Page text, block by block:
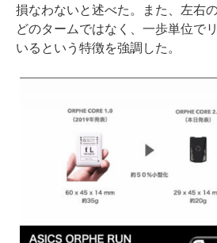
損なわないと述べた。また、左右
どのタームではなく、一歩単位で
いるという特徴を強調した。